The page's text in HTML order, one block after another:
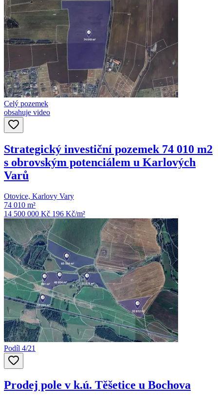
Celý pozemek
obsahuje video
Strategický investiční pozemek 74 010 m2
s obrovským potenciálem u Karlových
Varů
Otovice, Karlovy Vary
74 010 m²
14 500 000 Kč 196 Kč/m²
Podíl 4/21
Prodej pole v k.ú. Těšetice u Bochova